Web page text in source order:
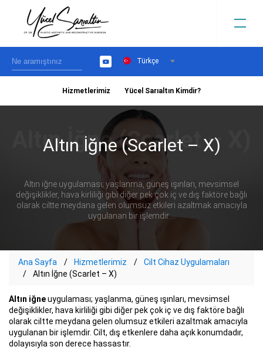
YouTubeTürkçe
Hizmetlerimiz Yücel Sarıaltın Kimdir?
Altın İğne (Scarlet – X)
Altın iğne uygulaması; yaşlanma, güneş ışınları, mevsimsel
değişiklikler, hava kirliliği gibi diğer pek çok iç ve dış faktöre bağlı
olarak ciltte meydana gelen olumsuz etkileri azaltmak amacıyla
uygulanan bir işlemdir....
Ana Sayfa Hizmetlerimiz
Cilt Cihaz Uygulamaları
Altın İğne (Scarlet – X)
Altın iğneuygulaması; yaşlanma, güneş ışınları, mevsimsel
değişiklikler, hava kirliliği gibi diğer pek çok iç ve dış faktöre bağlı
olarak ciltte meydana gelen olumsuz etkileri azaltmak amacıyla
uygulanan bir işlemdir. Cilt, dış etkenlere daha açık konumdadır,
dolayısıyla son derece hassastır.